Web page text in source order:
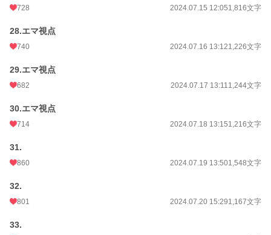
728 2024.07.15 12:051,816文字
28.エマ視点
740 2024.07.16 13:121,226文字
29.エマ視点
682 2024.07.17 13:111,244文字
30.エマ視点
714 2024.07.18 13:151,216文字
31.
860 2024.07.19 13:501,548文字
32.
801 2024.07.20 15:291,167文字
33.